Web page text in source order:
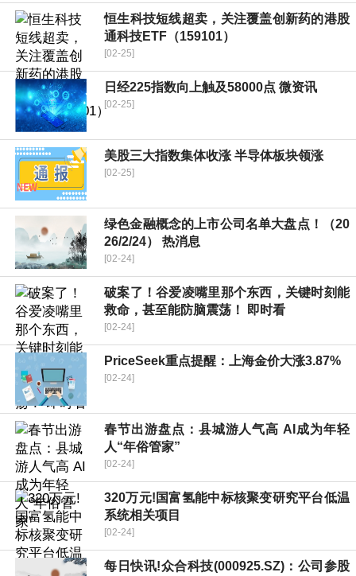
恒生科技短线超卖，关注覆盖创新药的港股
通科技ETF（159101）
[02-25]
日经225指数向上触及58000点 微资讯
[02-25]
美股三大指数集体收涨 半导体板块领涨
[02-25]
绿色金融概念的上市公司名单大盘点！（20
26/2/24） 热消息
[02-24]
破案了！谷爱凌嘴里那个东西，关键时刻能
救命，甚至能防脑震荡！ 即时看
[02-24]
PriceSeek重点提醒：上海金价大涨3.87%
[02-24]
春节出游盘点：县城游人气高 AI成为年轻
人“年俗管家”
[02-24]
320万元!国富氢能中标核聚变研究平台低温
系统相关项目
[02-24]
每日快讯!众合科技(000925.SZ)：公司参股